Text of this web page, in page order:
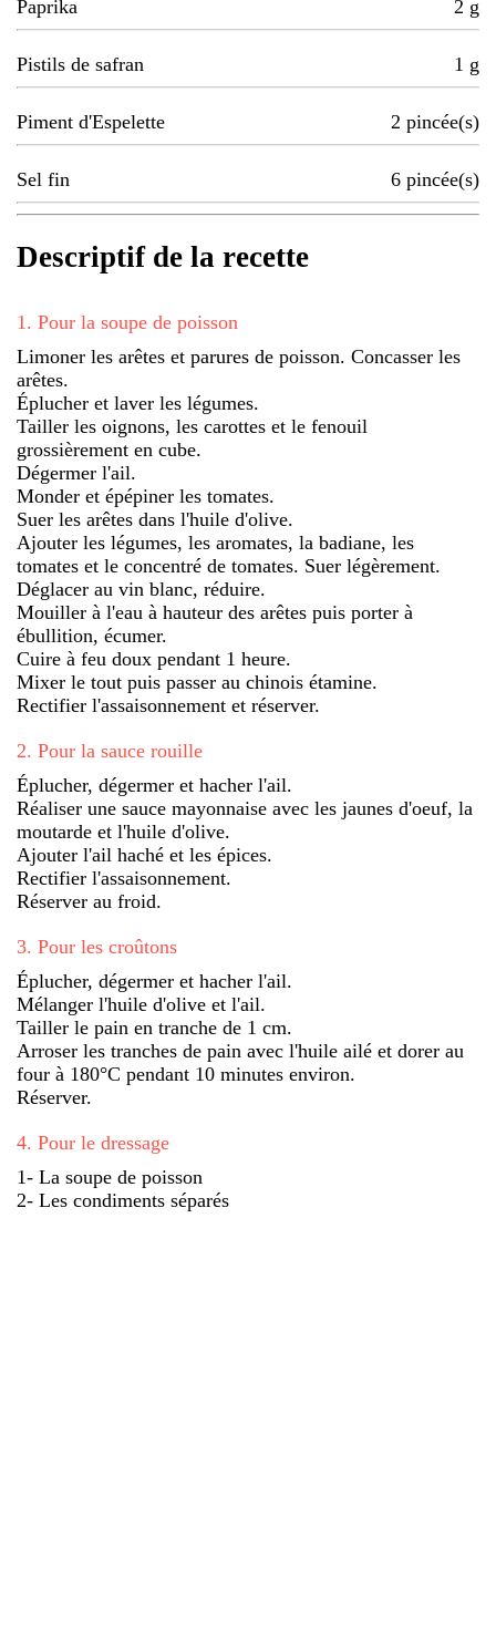
Paprika 2 g
Pistils de safran 1 g
Piment d'Espelette 2 pincée(s)
Sel fin 6 pincée(s)
Descriptif de la recette
1 . Pour la soupe de poisson
Limoner les arêtes et parures de poisson. Concasser les
arêtes.
Éplucher et laver les légumes.
Tailler les oignons, les carottes et le fenouil
grossièrement en cube.
Dégermer l'ail.
Monder et épépiner les tomates.
Suer les arêtes dans l'huile d'olive.
Ajouter les légumes, les aromates, la badiane, les
tomates et le concentré de tomates. Suer légèrement.
Déglacer au vin blanc, réduire.
Mouiller à l'eau à hauteur des arêtes puis porter à
ébullition, écumer.
Cuire à feu doux pendant 1 heure.
Mixer le tout puis passer au chinois étamine.
Rectifier l'assaisonnement et réserver.
2. Pour la sauce rouille
Éplucher, dégermer et hacher l'ail.
Réaliser une sauce mayonnaise avec les jaunes d'oeuf, la
moutarde et l'huile d'olive.
Ajouter l'ail haché et les épices.
Rectifier l'assaisonnement.
Réserver au froid.
3. Pour les croûtons
Éplucher, dégermer et hacher l'ail.
Mélanger l'huile d'olive et l'ail.
Tailler le pain en tranche de 1 cm.
Arroser les tranches de pain avec l'huile ailé et dorer au
four à 180°C pendant 10 minutes environ.
Réserver.
4. Pour le dressage
1- La soupe de poisson
2- Les condiments séparés